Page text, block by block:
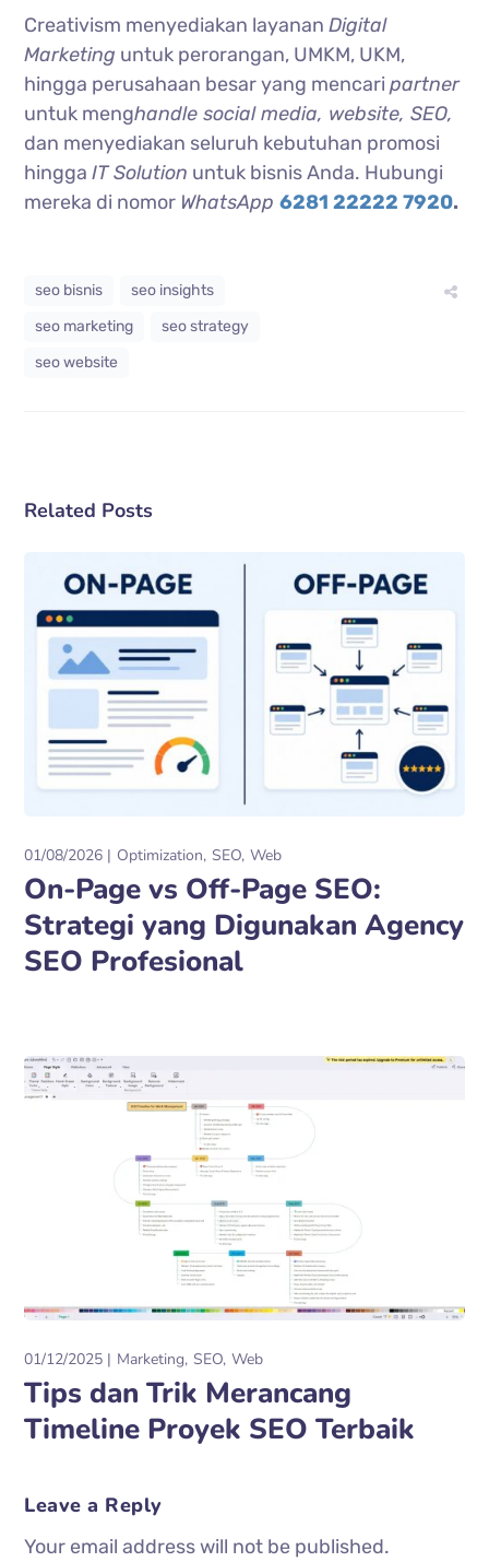
Creativism menyediakan layananDigital
Marketing untuk perorangan, UMKM, UKM,
hingga perusahaan besar yang mencaripartner
untuk menghandle social media, website, SEO,
dan menyediakan seluruh kebutuhan promosi
hinggaIT Solution untuk bisnis Anda. Hubungi
mereka di nomor WhatsApp6281 22222 7920.
seo bisnis
seo insights
seo marketing
seo strategy
seo website
Related Posts
01/08/2026 Optimization SEO Web
On-Page vs Off-Page SEO:
Strategi yang Digunakan Agency
SEO Profesional
01/12/2025 Marketing SEO Web
Tips dan Trik Merancang
Timeline Proyek SEO Terbaik
Leave a Reply
Your email address will not be published.